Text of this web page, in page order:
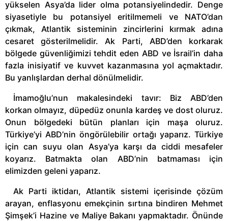
yükselen Asya’da lider olma potansiyelindedir. Denge
siyasetiyle bu potansiyel eritilmemeli ve NATO’dan
çıkmak, Atlantik sisteminin zincirlerini kırmak adına
cesaret gösterilmelidir. Ak Parti, ABD’den korkarak
bölgede güvenliğimizi tehdit eden ABD ve İsrail’in daha
fazla inisiyatif ve kuvvet kazanmasına yol açmaktadır.
Bu yanlışlardan derhal dönülmelidir.
İmamoğlu’nun makalesindeki tavır: Biz ABD’den
korkan olmayız, düpedüz onunla kardeş ve dost oluruz.
Onun bölgedeki bütün planları için maşa oluruz.
Türkiye’yi ABD’nin öngörülebilir ortağı yaparız. Türkiye
için can suyu olan Asya’ya karşı da ciddi mesafeler
koyarız. Batmakta olan ABD’nin batmaması için
elimizden geleni yaparız.
Ak Parti iktidarı, Atlantik sistemi içerisinde çözüm
arayan, enflasyonu emekçinin sırtına bindiren Mehmet
Şimşek’i Hazine ve Maliye Bakanı yapmaktadır. Önünde